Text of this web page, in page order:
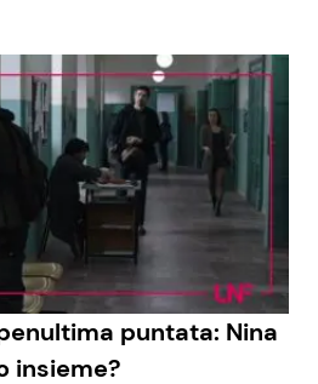
puntata: Nina
insieme?